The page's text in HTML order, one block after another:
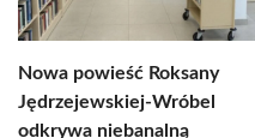
Nowa powieść Roksany
Jędrzejewskiej-Wróbel
odkrywa niebanalną